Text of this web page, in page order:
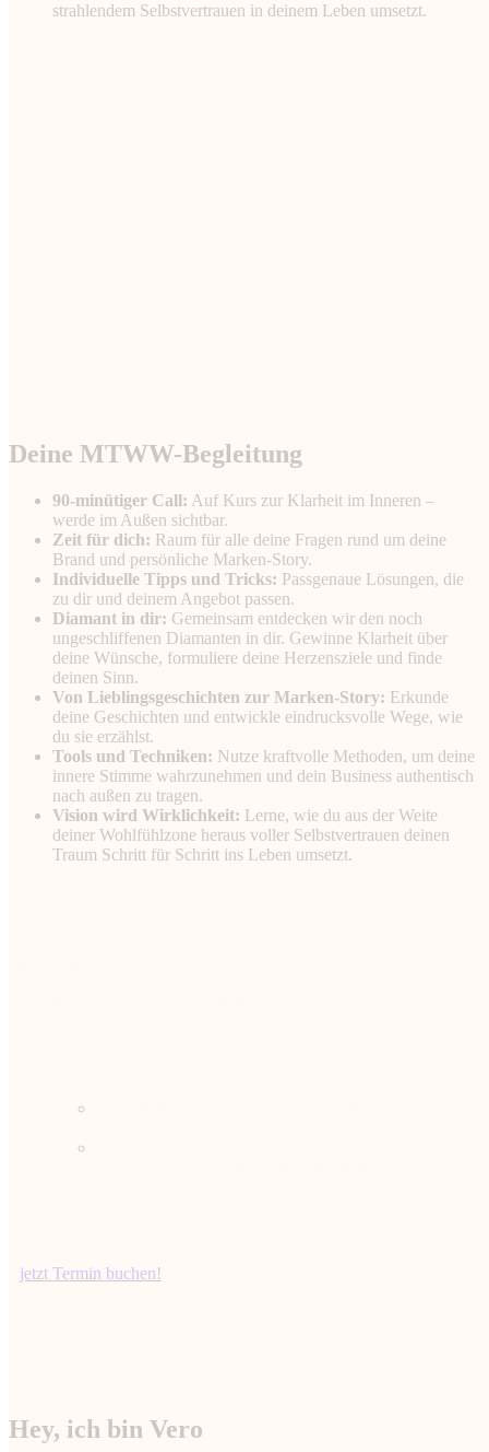
strahlendem Selbstvertrauen in deinem Leben umsetzt.
Deine MTWW-Begleitung
90-minütiger Call: Auf Kurs zur Klarheit im Inneren –
werde im Außen sichtbar.
Zeit für dich: Raum für alle deine Fragen rund um deine
Brand und persönliche Marken-Story.
Individuelle Tipps und Tricks: Passgenaue Lösungen, die
zu dir und deinem Angebot passen.
Diamant in dir: Gemeinsam entdecken wir den noch
ungeschliffenen Diamanten in dir. Gewinne Klarheit über
deine Wünsche, formuliere deine Herzensziele und finde
deinen Sinn.
Von Lieblingsgeschichten zur Marken-Story: Erkunde
deine Geschichten und entwickle eindrucksvolle Wege, wie
du sie erzählst.
Tools und Techniken: Nutze kraftvolle Methoden, um deine
innere Stimme wahrzunehmen und dein Business authentisch
nach außen zu tragen.
Vision wird Wirklichkeit: Lerne, wie du aus der Weite
deiner Wohlfühlzone heraus voller Selbstvertrauen deinen
Traum Schritt für Schritt ins Leben umsetzt.
jetzt Termin buchen!
Hey, ich bin Vero